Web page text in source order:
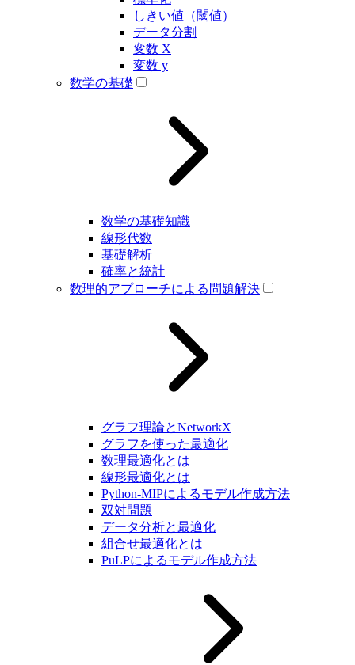
しきい値（閾値）
データ分割
変数 X
変数 y
数学の基礎
数学の基礎知識
線形代数
基礎解析
確率と統計
数理的アプローチによる問題解決
グラフ理論とNetworkX
グラフを使った最適化
数理最適化とは
線形最適化とは
Python-MIPによるモデル作成方法
双対問題
データ分析と最適化
組合せ最適化とは
PuLPによるモデル作成方法